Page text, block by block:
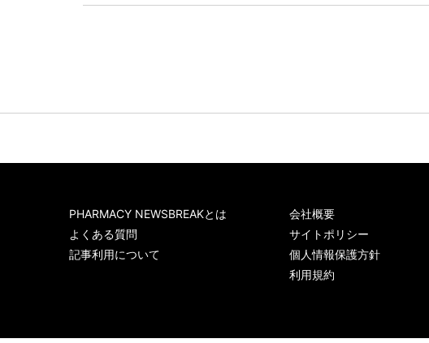
PHARMACY NEWSBREAKとは
よくある質問
記事利用について
会社概要
サイトポリシー
個人情報保護方針
利用規約